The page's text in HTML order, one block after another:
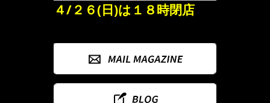
４/２６(日)は１８時閉店